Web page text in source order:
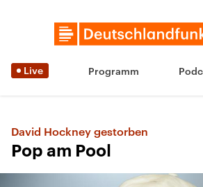
Live Programm
David Hockney gestorben
Pop am Pool